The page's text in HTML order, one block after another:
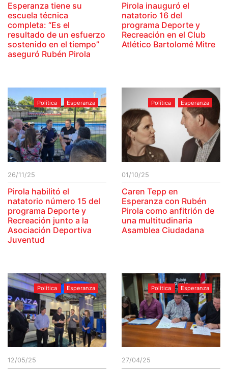
Esperanza tiene su
escuela técnica
completa: “Es el
resultado de un esfuerzo
sostenido en el tiempo”
aseguró Rubén Pirola
Pirola inauguró el
natatorio 16 del
programa Deporte y
Recreación en el Club
Atlético Bartolomé Mitre
Política Esperanza
26/11/25
Pirola habilitó el
natatorio número 15 del
programa Deporte y
Recreación junto a la
Asociación Deportiva
Juventud
Política Esperanza
01/10/25
Caren Tepp en
Esperanza con Rubén
Pirola como anfitrión de
una multitudinaria
Asamblea Ciudadana
Política Esperanza
12/05/25
Política Esperanza
27/04/25